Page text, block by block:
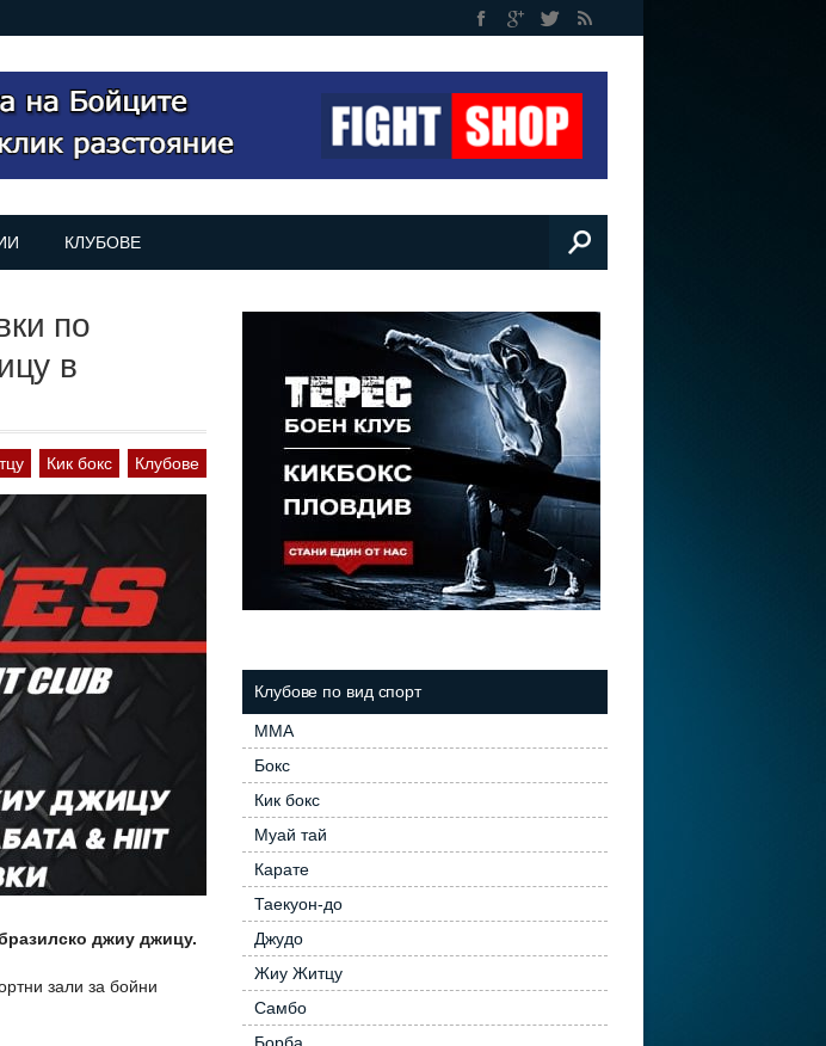
КЛУБОВЕ
по
в
Кик бокс Клубове
джиу джицу.
зали за бойни
Клубове по вид спорт
ММА
Бокс
Кик бокс
Муай тай
Карате
Таекуон-до
Джудо
Жиу Житцу
Самбо